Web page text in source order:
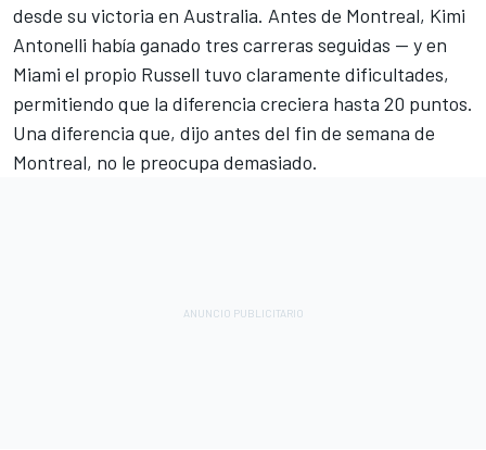
desde su victoria en Australia. Antes de Montreal, Kimi
Antonelli había ganado tres carreras seguidas — y en
Miami el propio Russell tuvo claramente dificultades,
permitiendo que la diferencia creciera hasta 20 puntos.
Una diferencia que, dijo antes del fin de semana de
Montreal, no le preocupa demasiado.